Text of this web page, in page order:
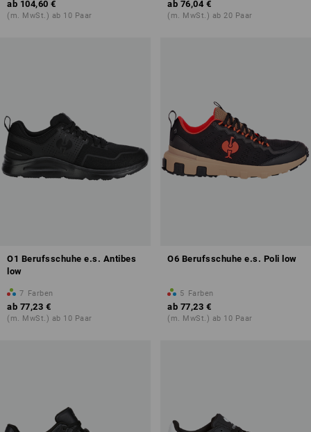
ab 104,60 €
(m. MwSt.) ab 10 Paar
ab 76,04 €
(m. MwSt.) ab 20 Paar
O1 Berufsschuhe e.s. Antibes
low
7 Farben
ab 77,23 €
(m. MwSt.) ab 10 Paar
O6 Berufsschuhe e.s. Poli low
5 Farben
ab 77,23 €
(m. MwSt.) ab 10 Paar